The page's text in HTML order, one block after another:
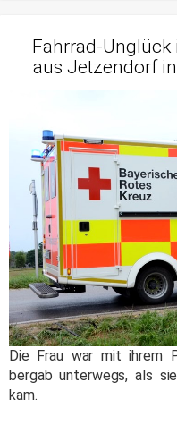
Fahrrad-Unglück
aus Jetzendorf
Die Frau war mit ihrem
bergab unterwegs, als
kam.